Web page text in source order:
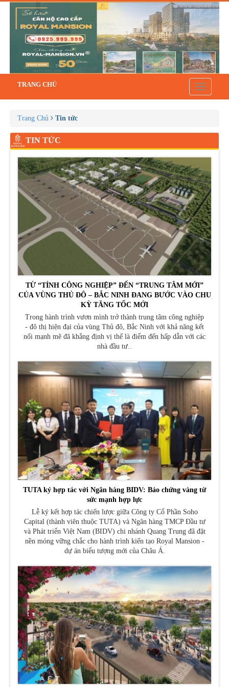
Toggle
TRANG CHỦ
Trang Chủ Tin tức
TIN TỨC
TỪ “TỈNH CÔNG NGHIỆP” ĐẾN “TRUNG TÂM MỚI”
CỦA VÙNG THỦ ĐÔ – BẮC NINH ĐANG BƯỚC VÀO CHU
KỲ TĂNG TỐC MỚI
Trong hành trình vươn mình trở thành trung tâm công nghiệp
- đô thị hiện đại của vùng Thủ đô, Bắc Ninh với khả năng kết
nối mạnh mẽ đã khẳng định vị thế là điểm đến hấp dẫn với các
nhà đầu tư..
TUTA ký hợp tác với Ngân hàng BIDV: Bảo chứng vàng từ
sức mạnh hợp lực
Lễ ký kết hợp tác chiến lược giữa Công ty Cổ Phần Soho
Capital (thành viên thuộc TUTA) và Ngân hàng TMCP Đầu tư
và Phát triển Việt Nam (BIDV) chi nhánh Quang Trung đã đặt
nền móng vững chắc cho hành trình kiến tạo Royal Mansion -
dự án biểu tượng mới của Châu Á.